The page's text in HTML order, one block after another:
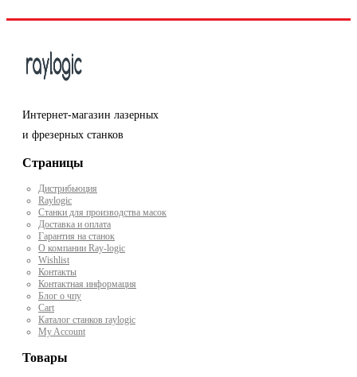
Интернет-магазин лазерных
и фрезерных станков
Страницы
Дистрибьюция
Raylogic
Станки для производства масок
Доставка и оплата
Гарантия на станок
О компании Ray-logic
Wishlist
Контакты
Контактная информация
Блог о чпу
Cart
Каталог станков raylogic
My Account
Товары